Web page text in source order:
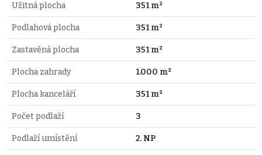
Užitná plocha 351 m²
Podlahová plocha 351 m²
Zastavěná plocha 351 m²
Plocha zahrady 1.000 m²
Plocha kanceláří 351 m²
Počet podlaží 3
Podlaží umístění 2. NP